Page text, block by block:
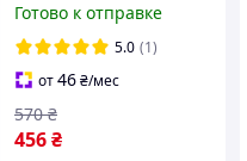
стекла с ручками 5,0л
(6538)
Готово к отправке
5.0 (1)
от46₴/мес
456₴
570 ₴